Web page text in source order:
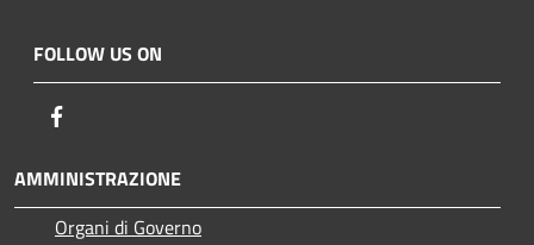
FOLLOW US ON
AMMINISTRAZIONE
Organi di Governo